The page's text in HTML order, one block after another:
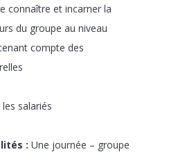
connaître et incarner la
du groupe au niveau
compte des
salariés
: Une journée – groupe